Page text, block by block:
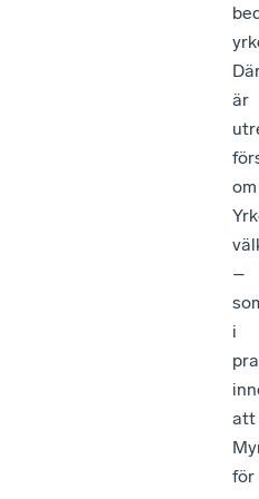
är
om
–
i
att
för